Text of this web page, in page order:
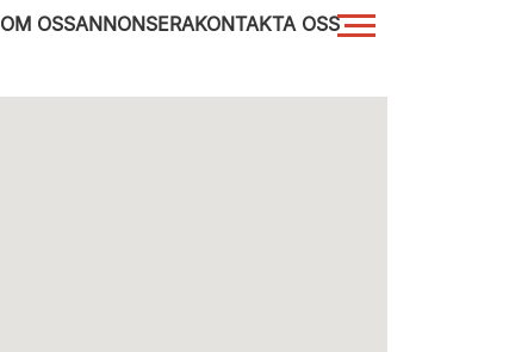
OM OSSANNONSERAKONTAKTA OSS